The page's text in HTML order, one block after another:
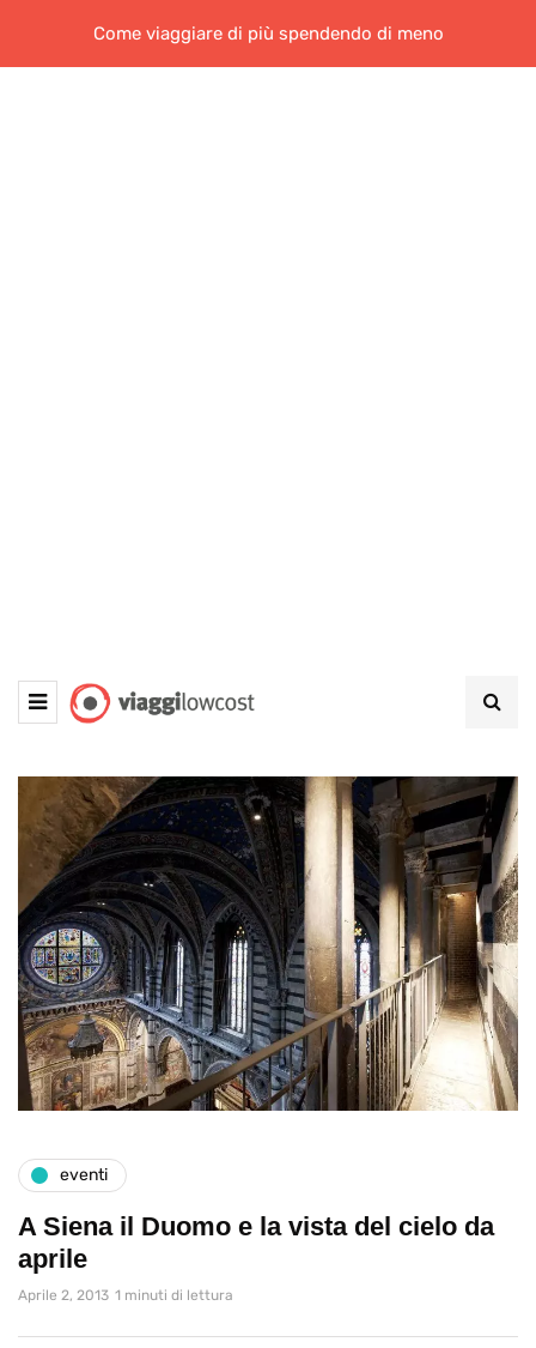
Come viaggiare di più spendendo di meno
eventi
A Siena il Duomo e la vista del cielo da
aprile
Aprile 2, 2013 1 minuti di lettura